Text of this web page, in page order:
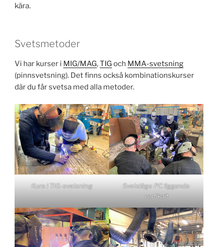
kära.
Svetsmetoder
Vi har kurser i MIG/MAG,TIG och MMA-svetsning
(pinnsvetsning). Det finns också kombinationskurser
där du får svetsa med alla metoder.
Kurs i TIG-svetsning
Svetsläge PC liggande
vertikalt